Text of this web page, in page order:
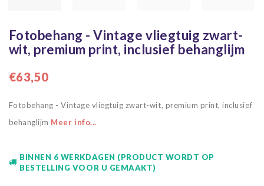
Fotobehang - Vintage vliegtuig zwart-
wit, premium print, inclusief behanglijm
€63,50
Fotobehang - Vintage vliegtuig zwart-wit, premium print, inclusief
behanglijm Meer info...
BINNEN 6 WERKDAGEN (PRODUCT WORDT OP
BESTELLING VOOR U GEMAAKT)